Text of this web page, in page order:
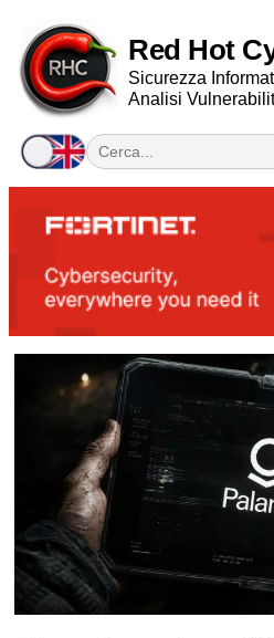
Red Hot
Sicurezza
Analisi